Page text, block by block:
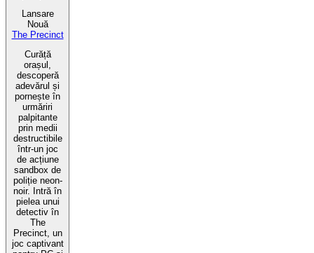
Lansare
Nouă
The Precinct
Curăță
orașul,
descoperă
adevărul și
pornește în
urmăriri
palpitante
prin medii
destructibile
într-un joc
de acțiune
sandbox de
poliție neon-
noir. Intră în
pielea unui
detectiv în
The
Precinct, un
joc captivant